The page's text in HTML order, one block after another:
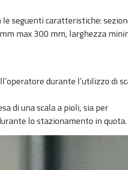
seguenti caratteristiche:
max 300 mm, larghezza
durante l’utilizzo di
di una scala a pioli, sia per
lo stazionamento in quota.